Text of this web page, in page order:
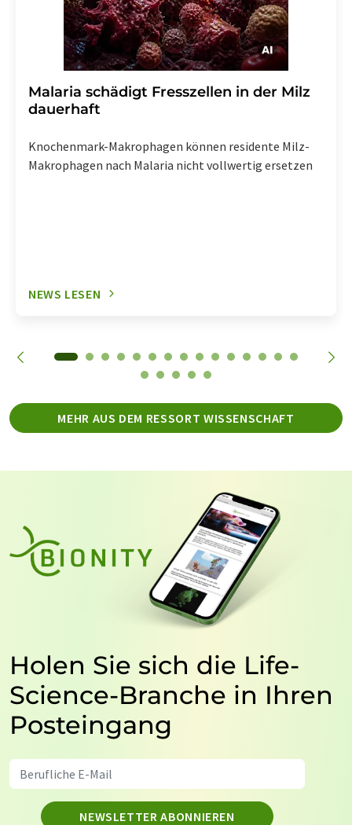
Malaria schädigt Fresszellen in der Milz
dauerhaft
Knochenmark-Makrophagen können residente Milz-
Makrophagen nach Malaria nicht vollwertig ersetzen
NEWS LESEN
MEHR AUS DEM RESSORT WISSENSCHAFT
Holen Sie sich die Life-
Science-Branche in Ihren
Posteingang
NEWSLETTER ABONNIEREN